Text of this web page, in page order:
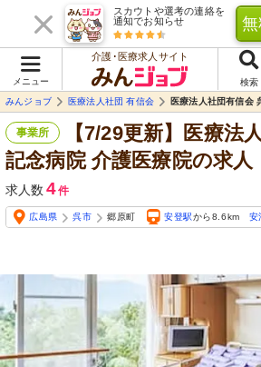
スカウトや選考の連絡を
通知でお知らせ
メニュー
介護･医療求人サイト
検索
みんジョブ
医療法人社団 有信会 医療法人社団有信会
事業所
【7/29更新】医療法
記念病院 介護医療院の求人
求人数 4件
広島県 呉市 郷原町 安登駅から8.6km 安